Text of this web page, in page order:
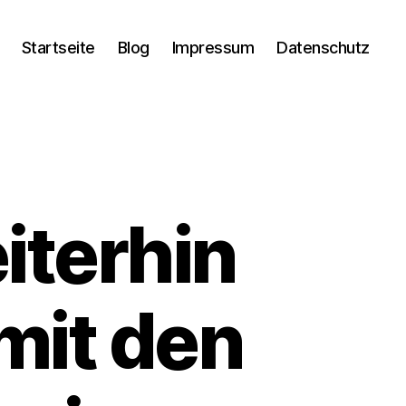
Startseite Blog Impressum Datenschutz
den